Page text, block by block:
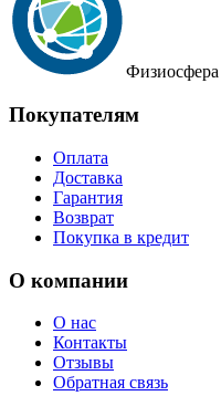
Физиосфера
Покупателям
Оплата
Доставка
Гарантия
Возврат
Покупка в кредит
О компании
О нас
Контакты
Отзывы
Обратная связь